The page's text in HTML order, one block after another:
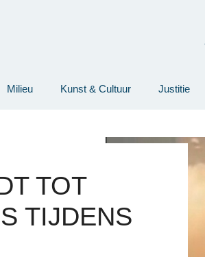
Milieu Kunst & Cultuur Justitie
TOT
TIJDENS